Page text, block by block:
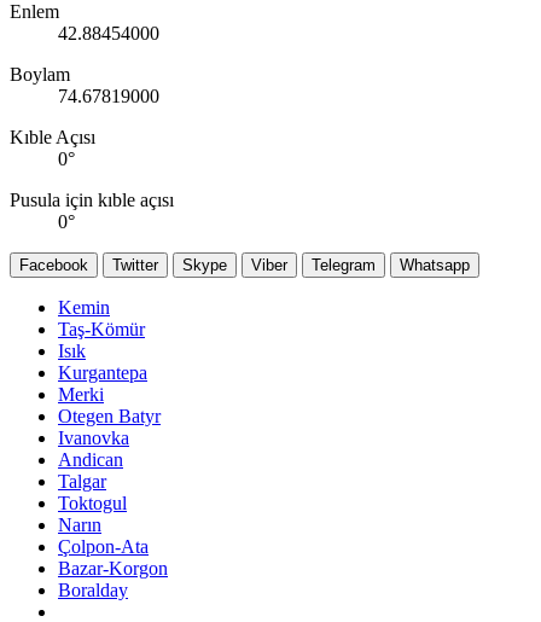
Enlem
42.88454000
Boylam
74.67819000
Kıble Açısı
0°
Pusula için kıble açısı
0°
Facebook Twitter Skype Viber Telegram Whatsapp
Kemin
Taş-Kömür
Isık
Kurgantepa
Merki
Otegen Batyr
Ivanovka
Andican
Talgar
Toktogul
Narın
Çolpon-Ata
Bazar-Korgon
Boralday